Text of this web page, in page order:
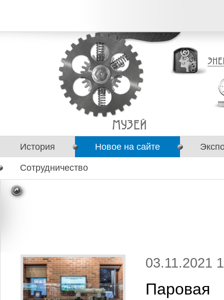
История Новое на сайте
Сотрудничество
03.11.2021